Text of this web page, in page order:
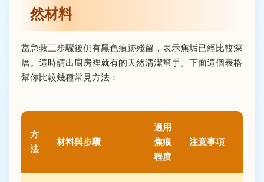
然材料
當急救三步驟後仍有黑色痕跡殘留，表示焦垢已經比較深
層。這時請出廚房裡就有的天然清潔幫手。下面這個表格
幫你比較幾種常見方法：
方
法
材料與步驟
適用
焦痕
程度
注意事項